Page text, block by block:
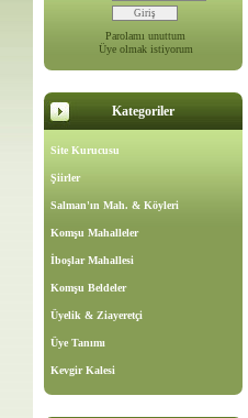
Parolamı unuttum
Üye olmak istiyorum
Kategoriler
Site Kurucusu
Şiirler
Salman'ın Mah. & Köyleri
Komşu Mahalleler
İboşlar Mahallesi
Komşu Beldeler
Üyelik & Ziayeretçi
Üye Tanımı
Kevgir Kalesi